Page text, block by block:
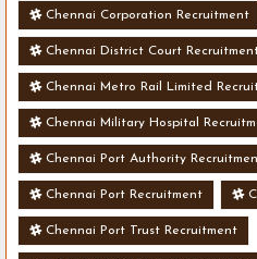
Chennai Corporation Recruitment
Chennai District Court
Chennai Metro Rail Limited
Chennai Military Hospital
Chennai Port Authority
Chennai Port Recruitment
Chennai Port Trust Recruitment